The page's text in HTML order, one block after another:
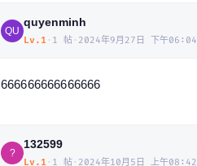
QU
quyenminh
Lv. 1 · 1 帖 · 2024年9月27日 下午06:04
666666666666666
?
132599
Lv. 1 · 1 帖 · 2024年10月5日 上午08:42